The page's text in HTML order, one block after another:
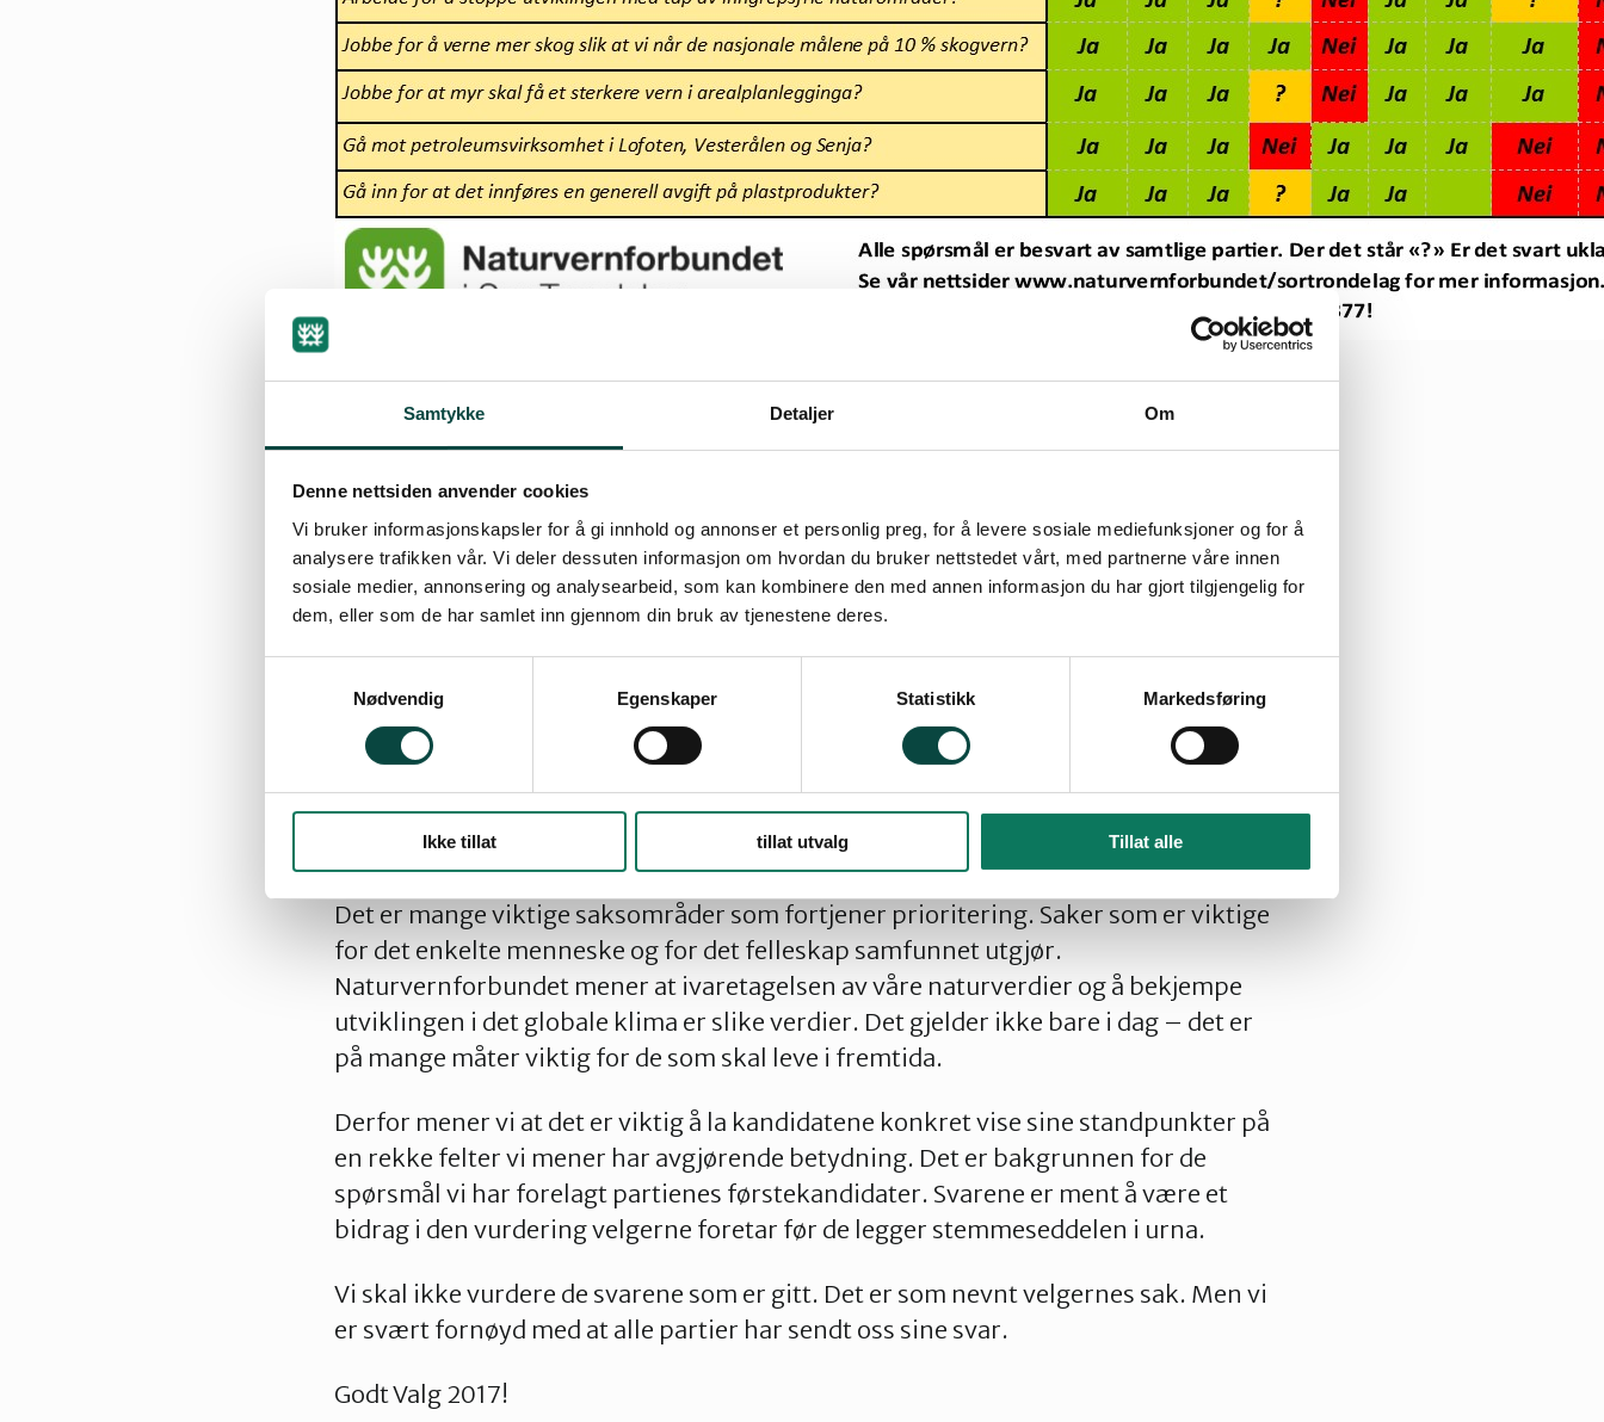
Samtykke Detaljer Om
Denne nettsiden anvender cookies
Vi bruker informasjonskapsler for å gi innhold og annonser et personlig preg, for å levere sosiale mediefunksjoner og for å
analysere trafikken vår. Vi deler dessuten informasjon om hvordan du bruker nettstedet vårt, med partnerne våre innen
sosiale medier, annonsering og analysearbeid, som kan kombinere den med annen informasjon du har gjort tilgjengelig for
dem, eller som de har samlet inn gjennom din bruk av tjenestene deres.
Nødvendig
Egenskaper Statistikk Markedsføring
Ikke tillat tillat utvalg Tillat alle
ByHallgeir Frøseth Opdal (i permisjon)
07.09.2017 12:27 | Sist oppdatert: 23.08.2024 09:38
hva partiene mener, og ut fra det vise hvordan de vil stille seg, og hva de vil
prioritere, når de konkrete saker kommer til behandling i den politiske prosess.
– det gir ingen direkte veiledning for velgerne når de skal vurdere hvilket parti
som skal få deres stemme.
Det er mange viktige saksområder som fortjener prioritering. Saker som er viktige
for det enkelte menneske og for det felleskap samfunnet utgjør.
Naturvernforbundet mener at ivaretagelsen av våre naturverdier og å bekjempe
utviklingen i det globale klima er slike verdier. Det gjelder ikke bare i dag – det er
på mange måter viktig for de som skal leve i fremtida.
Derfor mener vi at det er viktig å la kandidatene konkret vise sine standpunkter på
en rekke felter vi mener har avgjørende betydning. Det er bakgrunnen for de
spørsmål vi har forelagt partienes førstekandidater. Svarene er ment å være et
bidrag i den vurdering velgerne foretar før de legger stemmeseddelen i urna.
Vi skal ikke vurdere de svarene som er gitt. Det er som nevnt velgernes sak. Men vi
er svært fornøyd med at alle partier har sendt oss sine svar.
Godt Valg 2017!